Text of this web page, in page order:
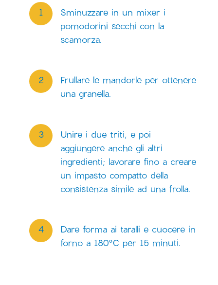
Sminuzzare in un mixer i
pomodorini secchi con la
scamorza.
Frullare le mandorle per ottenere
una granella.
Unire i due triti, e poi
aggiungere anche gli altri
ingredienti; lavorare fino a creare
un impasto compatto della
consistenza simile ad una frolla.
Dare forma ai taralli e cuocere in
forno a 180°C per 15 minuti.